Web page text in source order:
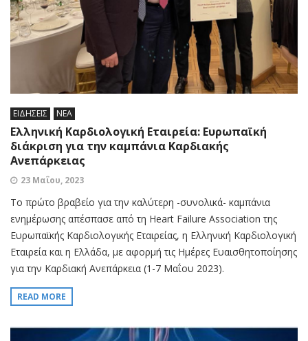
ΕΙΔΗΣΕΙΣ ΝΕΑ
Ελληνική Καρδιολογική Εταιρεία: Ευρωπαϊκή
διάκριση για την καμπάνια Καρδιακής
Ανεπάρκειας
23 Μαΐου, 2023
Το πρώτο βραβείο για την καλύτερη -συνολικά- καμπάνια
ενημέρωσης απέσπασε από τη Heart Failure Association της
Ευρωπαϊκής Καρδιολογικής Εταιρείας, η Ελληνική Καρδιολογική
Εταιρεία και η Ελλάδα, με αφορμή τις Ημέρες Ευαισθητοποίησης
για την Καρδιακή Ανεπάρκεια (1-7 Μαΐου 2023).
READ MORE